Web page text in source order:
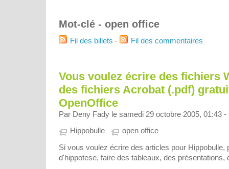
Mot-clé - open office
Fil des billets - Fil des commentaires
Vous voulez écrire des fichiers
des fichiers Acrobat (.pdf)
OpenOffice
Par Deny Fady le samedi 29 octobre 2005, 01:43 -
Hippobulle
open office
Si vous voulez écrire des articles pour Hippobulle,
d'hippotese, faire des tableaux, des présentations,